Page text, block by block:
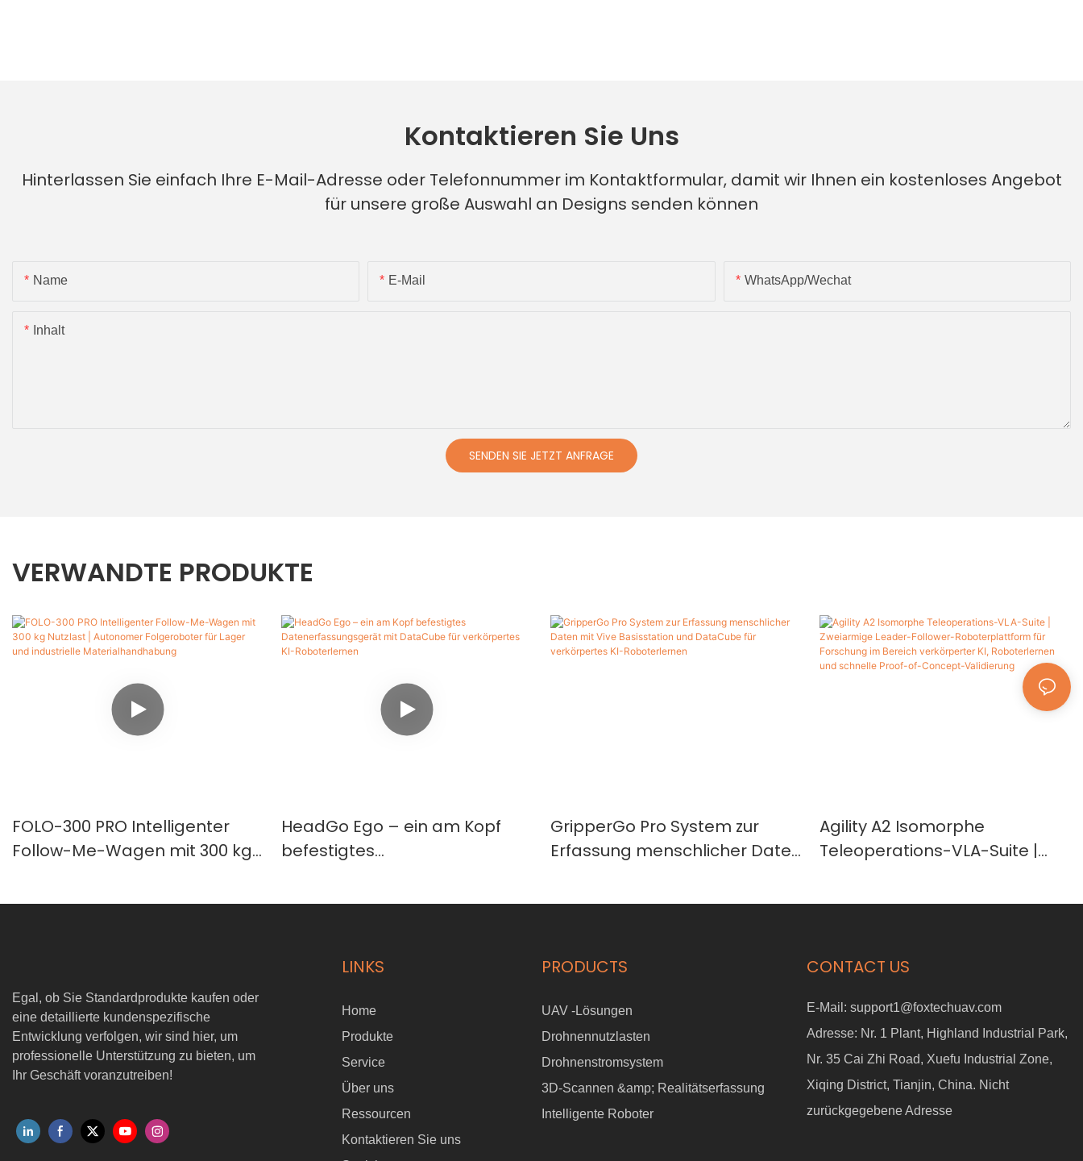
Kontaktieren Sie Uns
Hinterlassen Sie einfach Ihre E-Mail-Adresse oder Telefonnummer im Kontaktformular, damit wir Ihnen ein kostenloses Angebot
für unsere große Auswahl an Designs senden können
Name E-Mail WhatsApp/Wechat
Inhalt
SENDEN SIE JETZT ANFRAGE
VERWANDTE PRODUKTE
FOLO-300 PRO Intelligenter
Follow-Me-Wagen mit 300 kg
Folgeroboter für Lager und
HeadGo Ego – ein am Kopf
befestigtes
DataCube für verkörpertes KI-
GripperGo Pro System zur
Erfassung menschlicher Daten
DataCube für verkörpertes KI-
Agility A2 Isomorphe
Teleoperations-VLA-Suite |
Roboterplattform für
und schnelle Proof-of-
Egal, ob Sie Standardprodukte kaufen oder
eine detaillierte kundenspezifische
Entwicklung verfolgen, wir sind hier, um
professionelle Unterstützung zu bieten, um
Ihr Geschäft voranzutreiben!
LINKS
Home
Produkte
Service
Über uns
Ressourcen
Kontaktieren Sie uns
PRODUCTS
UAV -Lösungen
Drohnennutzlasten
Drohnenstromsystem
3D-Scannen &amp; Realitätserfassung
Intelligente Roboter
CONTACT US
E-Mail: support1@foxtechuav.com
Adresse: Nr. 1 Plant, Highland Industrial Park,
Nr. 35 Cai Zhi Road, Xuefu Industrial Zone,
Xiqing District, Tianjin, China. Nicht
zurückgegebene Adresse